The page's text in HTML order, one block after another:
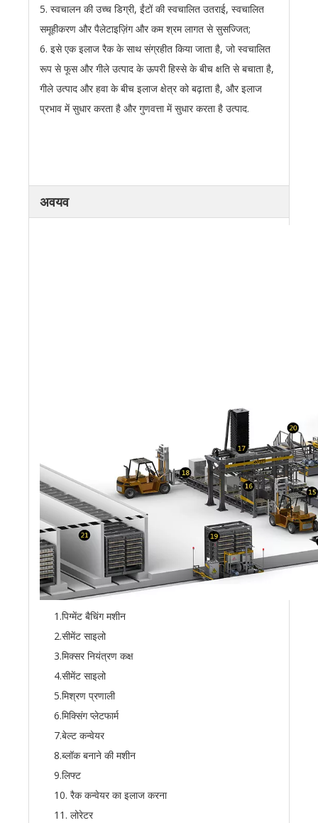
5. स्वचालन की उच्च डिग्री, ईंटों की स्वचालित उतराई, स्वचालित
समूहीकरण और पैलेटाइज़िंग और कम श्रम लागत से सुसज्जित;
6. इसे एक इलाज रैक के साथ संग्रहीत किया जाता है, जो स्वचालित
रूप से फूस और गीले उत्पाद के ऊपरी हिस्से के बीच क्षति से बचाता है,
गीले उत्पाद और हवा के बीच इलाज क्षेत्र को बढ़ाता है, और इलाज
प्रभाव में सुधार करता है और गुणवत्ता में सुधार करता है उत्पाद.
अवयव
1.पिग्मेंट बैचिंग मशीन
2.सीमेंट साइलो
3.मिक्सर नियंत्रण कक्ष
4.सीमेंट साइलो
5.मिश्रण प्रणाली
6.मिक्सिंग प्लेटफार्म
7.बेल्ट कन्वेयर
8.ब्लॉक बनाने की मशीन
9.लिफ्ट
10. रैक कन्वेयर का इलाज करना
11. लोरेटर